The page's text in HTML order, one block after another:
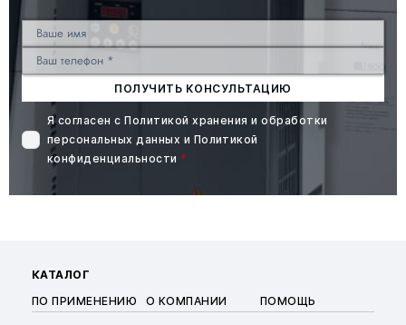
ПОЛУЧИТЬ КОНСУЛЬТАЦИЮ
Я согласен сПолитикой хранения и обработки
персональных данных и Политикой
конфиденциальности *
КАТАЛОГ
ПО ПРИМЕНЕНИЮ
О КОМПАНИИ ПОМОЩЬ